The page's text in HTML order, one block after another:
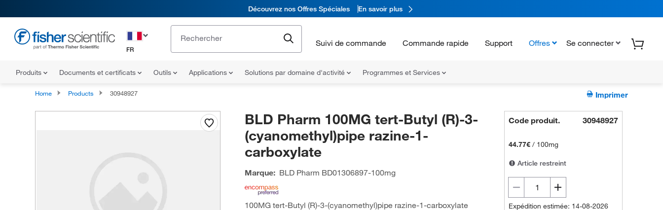
Découvrez nos Offres Spéciales En savoir plus
FR
Suivi de commande Commande rapide Support Offres Se connecter
Produits Documents et certificats Outils Applications Solutions par domaine d'activité Programmes et Services
Home Products 30948927 Imprimer
BLD Pharm 100MG tert-Butyl (R)-3-
(cyanomethyl)pipe razine-1-
carboxylate
Marque: BLD Pharm BD01306897-100mg
100MG tert-Butyl (R)-3-(cyanomethyl)pipe razine-1-carboxylate
Code produit. 30948927
44.77€ / 100mg
Article restreint
Expédition estimée: 14-08-2026